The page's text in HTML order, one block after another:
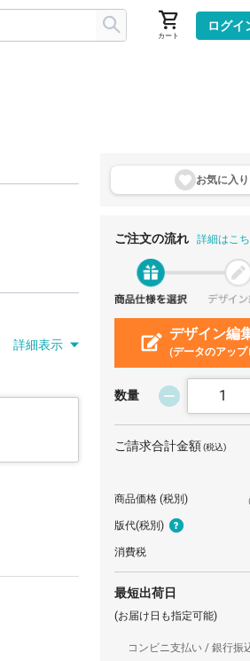
カート
ログイ
詳細表示
お気に入
ご注文の流れ 詳細はこ
デザイン編
(データのアッ
数量
ご請求合計金額(税込)
商品価格 (税別)
版代(税別)
消費税
最短出荷日
(お届け日も指定可能)
コンビニ支払い / 銀行振